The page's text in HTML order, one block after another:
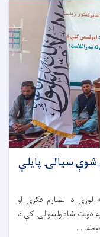
شوې سیالۍ پایلې
لوري د الصارم فکري او
دولت شاه ولسوالۍ کې د